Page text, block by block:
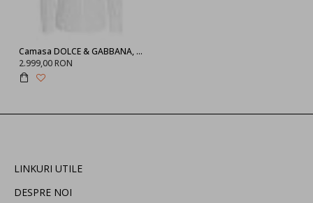
Camasa DOLCE & GABBANA, Deep South, Logo Argintiu, Alb
2.999,00 RON
LINKURI UTILE
DESPRE NOI